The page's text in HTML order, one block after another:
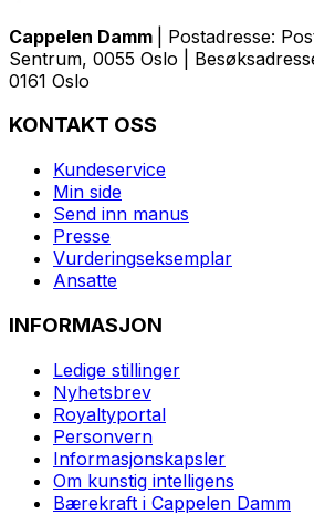
Cappelen Damm
| Postadresse:
Sentrum, 0055 Oslo |
0161 Oslo
KONTAKT OSS
Kundeservice
Min side
Send inn manus
Presse
Vurderingseksemplar
Ansatte
INFORMASJON
Ledige stillinger
Nyhetsbrev
Royaltyportal
Personvern
Informasjonskapsler
Om kunstig intelligens
Bærekraft i Cappelen Damm